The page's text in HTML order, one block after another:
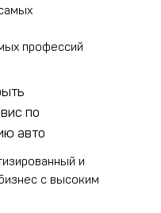
по
авто
профессий
и
с высоким